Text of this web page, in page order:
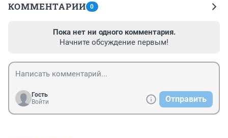
КОММЕНТАРИИ 0
Пока нет ни одного комментария.
Начните обсуждение первым!
Гость
Войти
Отправить